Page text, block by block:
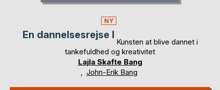
NY
En dannelsesrejse I
Kunsten at blive dannet i
tankefuldhed og kreativitet
Lajla Skafte Bang
, John-Erik Bang